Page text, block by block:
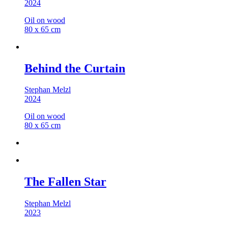
2024
Oil on wood
80 x 65 cm
Behind the Curtain
Stephan Melzl
2024
Oil on wood
80 x 65 cm
The Fallen Star
Stephan Melzl
2023